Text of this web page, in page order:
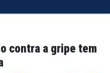
contra a gripe tem